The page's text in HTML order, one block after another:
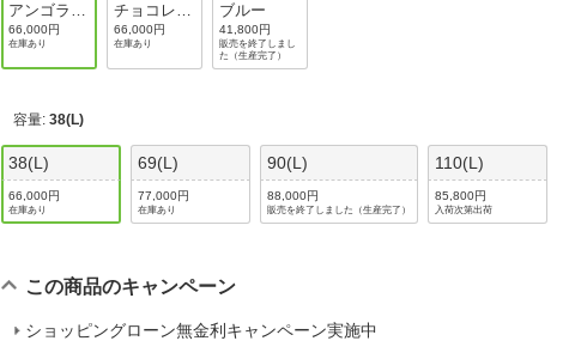
アンゴラ
（オフホワ
イト）
66,000円
在庫あり
チョコレー
ト
66,000円
在庫あり
ブルー
41,800円
販売を終了しまし
た（生産完了）
容量:38(L)
38(L)
66,000円
在庫あり
69(L)
77,000円
在庫あり
90(L)
88,000円
販売を終了しました（生産完了）
110(L)
85,800円
入荷次第出荷
この商品のキャンペーン
ショッピングローン無金利キャンペーン実施中